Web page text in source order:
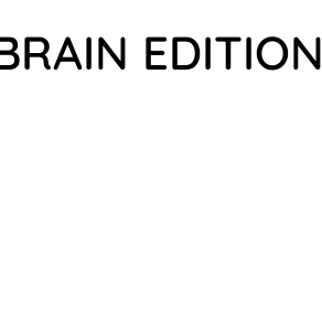
EDITION